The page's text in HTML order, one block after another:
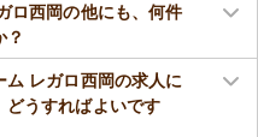
ロ西岡の他にも、何件
？
ム レガロ西岡の求人に
どうすればよいです